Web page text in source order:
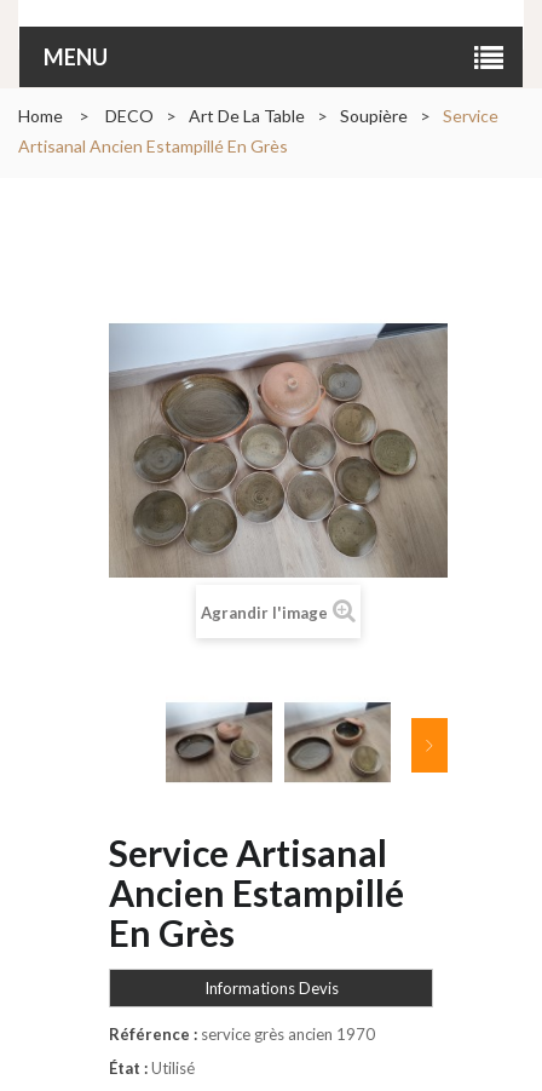
MENU
Home > DECO > Art De La Table > Soupière >
Service
Artisanal Ancien Estampillé En Grès
Agrandir l'image
Service Artisanal
Ancien Estampillé
En Grès
Informations Devis
Référence : service grès ancien 1970
État :Utilisé